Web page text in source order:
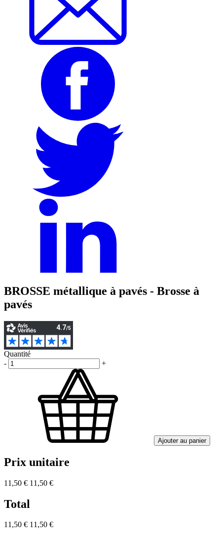
BROSSE métallique à pavés - Brosse à
pavés
Quantité
-
+
Ajouter au panier
Prix unitaire
11,50 € 11,50 €
Total
11,50 € 11,50 €